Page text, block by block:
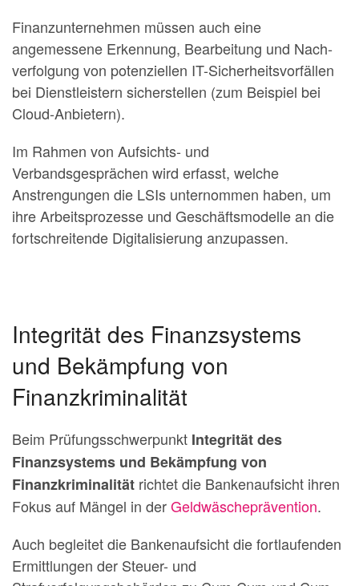
Finanzunternehmen müssen auch eine
angemessene Erkennung, Bearbeitung und Nach­
verfolgung von potenziellen IT-Sicherheitsvorfällen
bei Dienstleistern sicherstellen (zum Beispiel bei
Cloud-Anbietern).
Im Rahmen von Aufsichts- und
Verbandsgesprächen wird erfasst, welche
Anstrengungen die LSIs unternommen haben, um
ihre Arbeitsprozesse und Geschäftsmodelle an die
fortschreitende Digitalisierung anzupassen.
Integrität des Finanzsystems
und Bekämpfung von
Finanzkriminalität
Beim Prüfungsschwerpunkt Integrität des
Finanzsystems und Bekämpfung von
Finanzkriminalität richtet die Bankenaufsicht ihren
Fokus auf Mängel in derGeldwäscheprävention.
Auch begleitet die Bankenaufsicht die fortlaufenden
Ermittlungen der Steuer- und